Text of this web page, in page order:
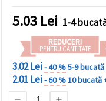
5.03 Lei 1-4
REDUCERI
PENTRU CANTITATE
3.02 Lei- 40 %5-9 bucată
2.01 Lei- 60 %10 bucată